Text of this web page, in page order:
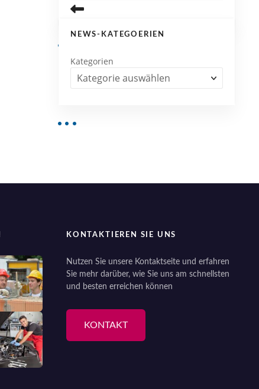
NEWS-KATEGOERIEN
Kategorien
KONTAKTIEREN SIE UNS
Nutzen Sie unsere Kontaktseite und erfahren
Sie mehr darüber, wie Sie uns am schnellsten
und besten erreichen können
KONTAKT